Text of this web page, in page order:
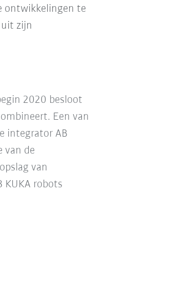
ontwikkelingen te
uit zijn
2020 besloot
Een van
integrator AB
van de
van
KUKA robots